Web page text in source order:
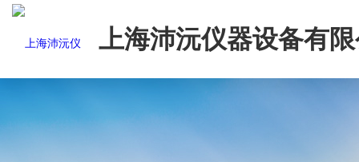
上海沛沅仪器设备有